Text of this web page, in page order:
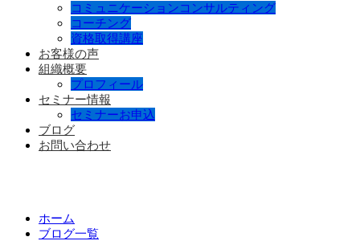
コミュニケーションコンサルティング
コーチング
資格取得講座
お客様の声
組織概要
プロフィール
セミナー情報
セミナーお申込
ブログ
お問い合わせ
ホーム
ブログ一覧